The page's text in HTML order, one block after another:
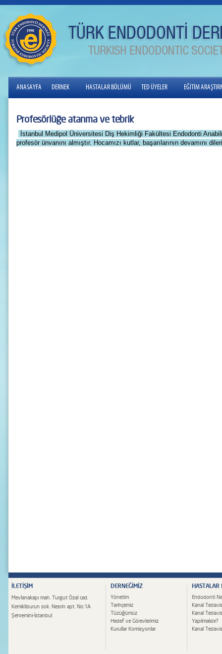
ANASAYFA DERNEK HASTALAR BÖLÜMÜ TED ÜYELER EĞİTİM
Profesörlüğe atanma ve tebrik
İstanbul Medipol Üniversitesi Diş Hekimliği Fakültesi Endodonti
profesör ünvanını almıştır. Hocamızı kutlar, başarılarının devamını
İLETİŞİM
Mevlanakapı mah. Turgut Özal cad.
Kemikliburun sok. Nesrin apt. No:1A
Şehremini-İstanbul
DERNEĞİMİZ
Yönetim
Tarihçemiz
Tüzüğümüz
Hedef ve Görevlerimiz
Kurullar Komisyonlar
HASTALAR
Endodonti
Kanal
Kanal
Yapılmalıdır?
Kanal